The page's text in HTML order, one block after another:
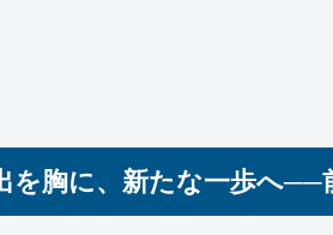
を胸に、新たな一歩へ──